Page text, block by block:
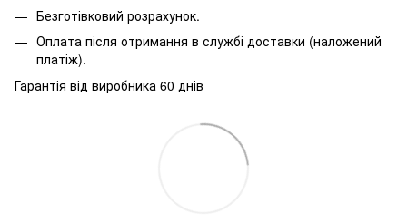
Безготівковий розрахунок.
Оплата після отримання в службі доставки (наложений
платіж).
Гарантія від виробника 60 днів